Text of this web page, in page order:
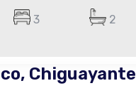
3 2
Chiguayante